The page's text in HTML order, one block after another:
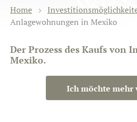
Home
Anlagewohnungen in Mexiko
Der Prozess des Kaufs von
Mexiko.
Ich möchte mehr